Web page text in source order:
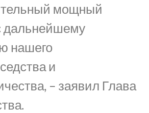
мощный
дальнейшему
нашего
и
– заявил Глава